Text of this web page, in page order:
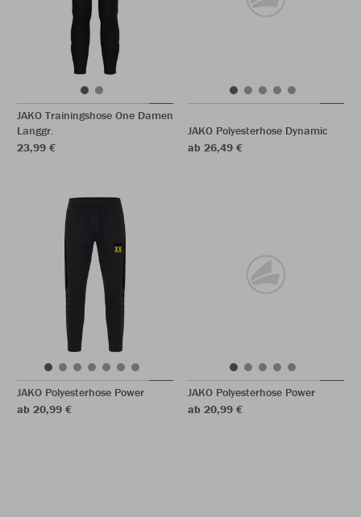
JAKO Trainingshose One Damen
Langgr.
23,99 €
JAKO Polyesterhose Dynamic
ab 26,49 €
JAKO Polyesterhose Power
ab 20,99 €
JAKO Polyesterhose Power
ab 20,99 €